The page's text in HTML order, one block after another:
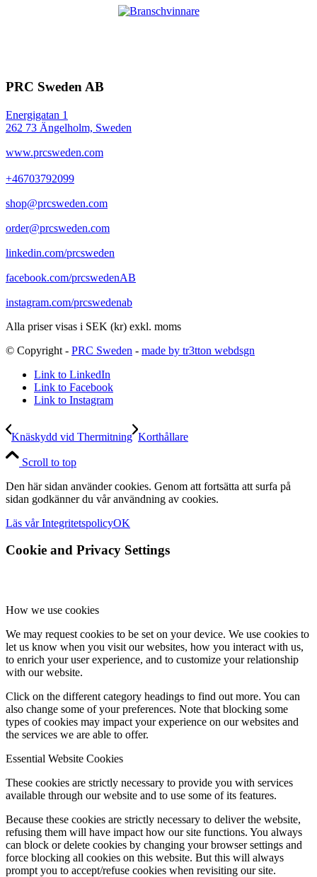
PRC Sweden AB
Energigatan 1
262 73 Ängelholm, Sweden
www.prcsweden.com
+46703792099
shop@prcsweden.com
order@prcsweden.com
linkedin.com/prcsweden
facebook.com/prcswedenAB
instagram.com/prcswedenab
Alla priser visas i SEK (kr) exkl. moms
© Copyright - PRC Sweden - made by tr3tton webdsgn
Link to LinkedIn
Link to Facebook
Link to Instagram
Knäskydd vid Thermitning Korthållare
Scroll to top
Den här sidan använder cookies. Genom att fortsätta att surfa på
sidan godkänner du vår användning av cookies.
Läs vår IntegritetspolicyOK
Cookie and Privacy Settings
How we use cookies
We may request cookies to be set on your device. We use cookies to
let us know when you visit our websites, how you interact with us,
to enrich your user experience, and to customize your relationship
with our website.
Click on the different category headings to find out more. You can
also change some of your preferences. Note that blocking some
types of cookies may impact your experience on our websites and
the services we are able to offer.
Essential Website Cookies
These cookies are strictly necessary to provide you with services
available through our website and to use some of its features.
Because these cookies are strictly necessary to deliver the website,
refusing them will have impact how our site functions. You always
can block or delete cookies by changing your browser settings and
force blocking all cookies on this website. But this will always
prompt you to accept/refuse cookies when revisiting our site.